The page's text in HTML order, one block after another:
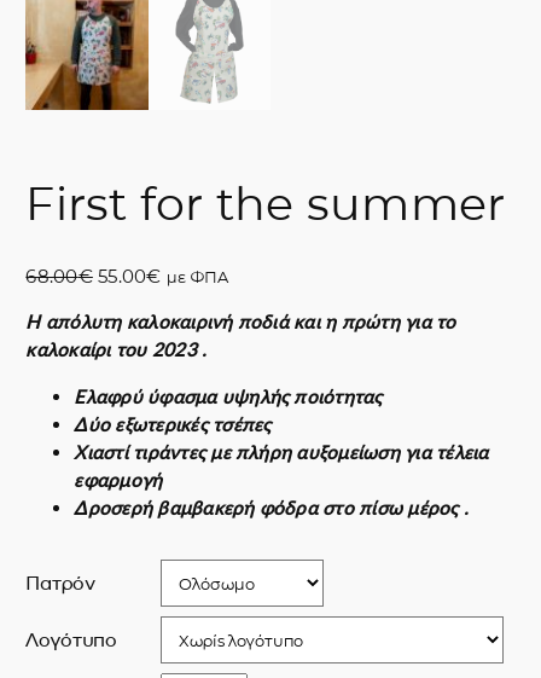
First for the summer
68.00€ O
i
g
n
p
w
55.00€Η
ρ
έ
ο
υ
σ
α
τ
ή
ί
με ΦΠΑ
Η απόλυτη καλοκαιρινή ποδιά και η πρώτη για το
καλοκαίρι του 2023 .
Ελαφρύ ύφασμα υψηλής ποιότητας
Δύο εξωτερικές τσέπες
Χιαστί τιράντες με πλήρη αυξομείωση για τέλεια
εφαρμογή
Δροσερή βαμβακερή φόδρα στο πίσω μέρος .
Πατρόν
Λογότυπο